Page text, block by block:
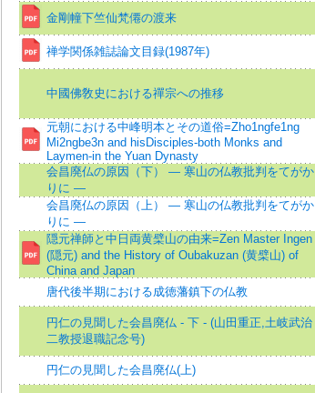
金剛幢下竺仙梵僊の渡来
禅学関係雑誌論文目録(1987年)
中國佛敎史における禪宗への推移
元朝における中峰明本とその道俗=Zho1ngfe1ng
Mi2ngbe3n and hisDisciples-both Monks and
Laymen-in the Yuan Dynasty
会昌廃仏の原因（下） ― 寒山の仏教批判をてがか
りに ―
会昌廃仏の原因（上） ― 寒山の仏教批判をてがか
りに ―
隠元禅師と中日両黄檗山の由来=Zen Master Ingen
(隠元) and the History of Oubakuzan (黄檗山) of
China and Japan
唐代後半期における成徳藩鎮下の仏教
円仁の見聞した会昌廃仏 - 下 - (山田重正,土岐武治
二教授退職記念号)
円仁の見聞した会昌廃仏(上)